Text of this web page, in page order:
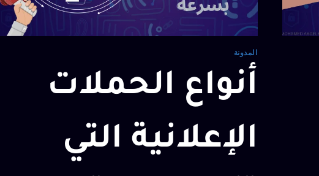
المدونة
أنواع الحملات
الإعلانية التي